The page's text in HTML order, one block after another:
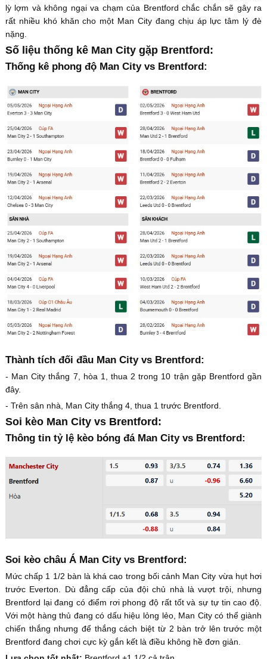
lỳ lợm và không ngại va chạm của Brentford chắc chắn sẽ gây ra
rất nhiều khó khăn cho một Man City đang chịu áp lực tâm lý đè
nặng.
Số liệu thống kê Man City gặp Brentford:
Thống kê phong độ Man City vs Brentford:
Thành tích đối đầu Man City vs Brentford:
- Man City thắng 7, hòa 1, thua 2 trong 10 trận gặp Brentford gần
đây.
- Trên sân nhà, Man City thắng 4, thua 1 trước Brentford.
Soi kèo Man City vs Brentford:
Thông tin tỷ lệ kèo bóng đá Man City vs Brentford:
Soi kèo châu Á Man City vs Brentford:
Mức chấp 1 1/2 bàn là khá cao trong bối cảnh Man City vừa hụt hơi
trước Everton. Dù đẳng cấp của đội chủ nhà là vượt trội, nhưng
Brentford lại đang có điểm rơi phong độ rất tốt và sự tự tin cao độ.
Với một hàng thủ đang có dấu hiệu lỏng lẻo, Man City có thể giành
chiến thắng nhưng để thắng cách biệt từ 2 bàn trở lên trước một
Brentford đang chơi cực kỳ gắn kết là điều không hề đơn giản.